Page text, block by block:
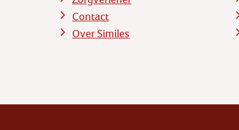
Contact
Over Similes